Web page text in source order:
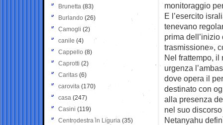
monitoraggio
E l’esercito
tenevano
prima
trasmissione»,
Nel frattempo, il
urgenza
dove opera il
destinato con
alla presenza
nel suo
Netanyahu
Brunetta (83)
Burlando (26)
Camogli (2)
canile (4)
Cappello (8)
Caprotti (2)
Caritas (6)
carovita (170)
casa (247)
Casini (119)
Centrodestra in Liguria (35)